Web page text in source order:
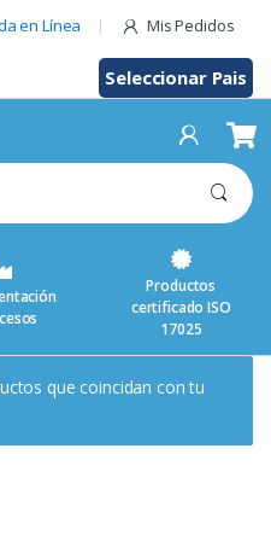
en Línea Mis Pedidos
Seleccionar Pais
Productos
certificado ISO
17025
que coincidan con tu